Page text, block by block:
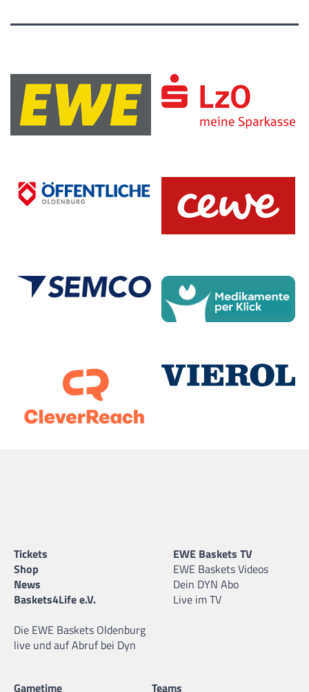
Tickets
Shop
News
Baskets4Life e.V.
Die EWE Baskets Oldenburg
live und auf Abruf bei Dyn
EWE Baskets TV
EWE Baskets Videos
Dein DYN Abo
Live im TV
Gametime
Teams